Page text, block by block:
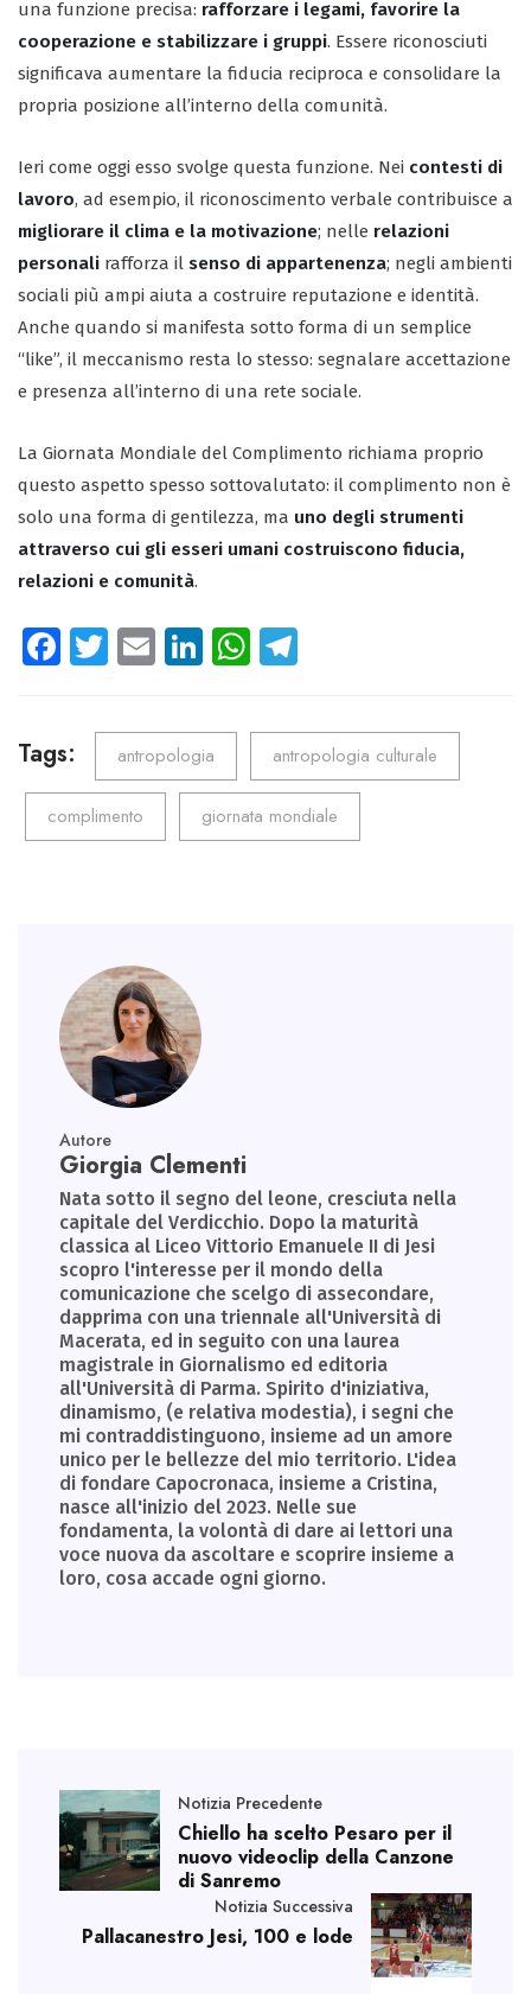
una funzione precisa: rafforzare i legami, favorire la
cooperazione e stabilizzare i gruppi. Essere riconosciuti
significava aumentare la fiducia reciproca e consolidare la
propria posizione all’interno della comunità.
Ieri come oggi esso svolge questa funzione. Nei contesti di
lavoro, ad esempio, il riconoscimento verbale contribuisce a
migliorare il clima e la motivazione; nelle relazioni
personali rafforza il senso di appartenenza; negli ambienti
sociali più ampi aiuta a costruire reputazione e identità.
Anche quando si manifesta sotto forma di un semplice
“like”, il meccanismo resta lo stesso: segnalare accettazione
e presenza all’interno di una rete sociale.
La Giornata Mondiale del Complimento richiama proprio
questo aspetto spesso sottovalutato: il complimento non è
solo una forma di gentilezza, ma uno degli strumenti
attraverso cui gli esseri umani costruiscono fiducia,
relazioni e comunità.
Fa
o
ok
T
tt
er
E
ail
Li
e
dI
n
W
ts
A
p
p
gr
a
m
Tags: antropologia antropologia culturale
complimento giornata mondiale
Autore
Giorgia Clementi
Nata sotto il segno del leone, cresciuta nella
capitale del Verdicchio. Dopo la maturità
classica al Liceo Vittorio Emanuele II di Jesi
scopro l'interesse per il mondo della
comunicazione che scelgo di assecondare,
dapprima con una triennale all'Università di
Macerata, ed in seguito con una laurea
magistrale in Giornalismo ed editoria
all'Università di Parma. Spirito d'iniziativa,
dinamismo, (e relativa modestia), i segni che
mi contraddistinguono, insieme ad un amore
unico per le bellezze del mio territorio. L'idea
di fondare Capocronaca, insieme a Cristina,
nasce all'inizio del 2023. Nelle sue
fondamenta, la volontà di dare ai lettori una
voce nuova da ascoltare e scoprire insieme a
loro, cosa accade ogni giorno.
Notizia Precedente
Chiello ha scelto Pesaro per il
nuovo videoclip della Canzone
di Sanremo
Notizia Successiva
Pallacanestro Jesi, 100 e lode